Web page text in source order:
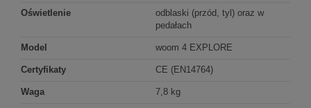
Oświetlenie
odblaski (przód, tyl) oraz w
pedałach
Model woom 4 EXPLORE
Certyfikaty CE (EN14764)
Waga 7,8 kg